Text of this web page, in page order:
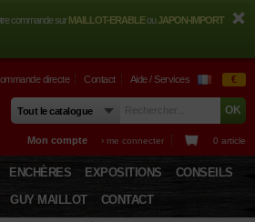
commande surMAILLOT-ERABLEouJAPON-IMPORT
directe Contact Aide / Services €
Mon compte › me connecter 0 article
ENCHÈRES EXPOSITIONS
CONSEILS
GUY MAILLOT CONTACT